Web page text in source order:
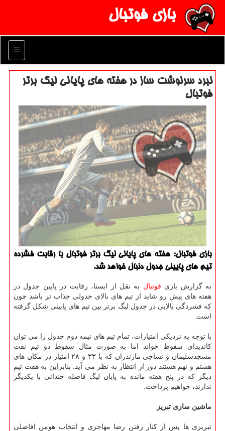
بازی فوتبال
منو
نبرد سرنوشت ساز در هفته های پایانی لیگ برتر
فوتبال
بازی فوتبال: هفته های پایانی لیگ برتر فوتبال با رقابت فشرده
تیم های پایینی جدول دنبال خواهد شد.
به گزارش بازی فوتبال به نقل از ایسنا، رقابت در پایین جدول در
هفته های پیش رو شاید از تیم های بالای جدولی جذاب تر باشد چون
که فشردگی بالایی در جدول لیگ برتر بین تیم های پایینی شکل گرفته
است.
با توجه به نزدیکی امتیازات، تمام تیم های نیمه دوم جدول را می توان
کاندیدای سقوط خواند اما به صورت مثال سقوط دو تیم نفت
مسجدسلیمان و نساجی مازندران که با ۳۳ و ۲۸ امتیاز در مکان های
هشتم و نهم هستند دور از انتظار به نظر می آید. بنابراین به هفت تیم
دیگر که در پنج هفته مانده به پایان لیگ فاصله چندانی با یکدیگر
ندارند، خواهیم پرداخت.
ماشین سازی تبریز
تبریزی ها پس از کنار رفتن رضا مهاجری و انتخاب هومن افاضلی